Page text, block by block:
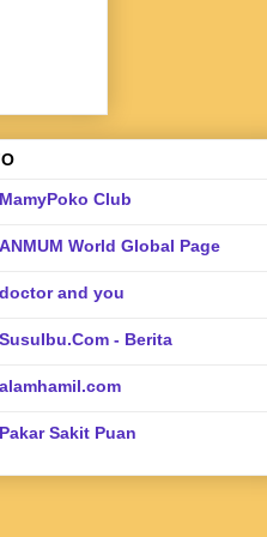
MamyPoko Club
ANMUM World Global Page
doctor and you
SusuIbu.Com - Berita
alamhamil.com
Pakar Sakit Puan